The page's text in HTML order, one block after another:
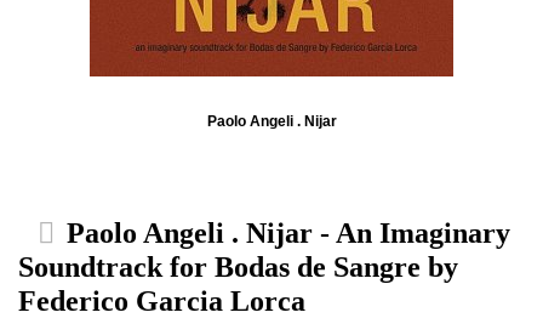
Paolo Angeli . Nijar
Paolo Angeli . Nijar - An Imaginary
Soundtrack for Bodas de Sangre by
Federico Garcia Lorca